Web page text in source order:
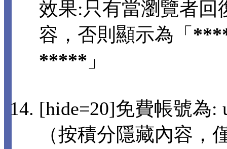
效果:只有當瀏覽者回
容，否則顯示為「
***** 」
[hide=20]免費帳號為:
（按積分隱藏內容，